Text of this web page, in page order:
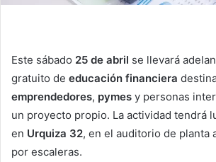
Este sábado 25 de abril se llevará
gratuito de educación financiera
emprendedores, pymes y personas
un proyecto propio. La actividad tendrá
en Urquiza 32, en el auditorio de planta
por escaleras.